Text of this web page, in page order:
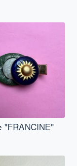
"FRANCINE"